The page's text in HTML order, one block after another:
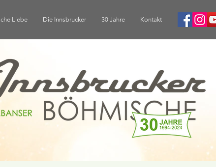
Liebe Die Innsbrucker 30 Jahre Kontakt